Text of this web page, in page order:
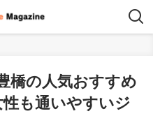
橋の人気おすすめ
も通いやすいジ